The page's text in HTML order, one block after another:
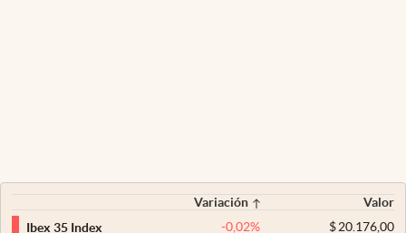
Variación
Valor
Ibex 35 Index
-0,02% $20.176,00